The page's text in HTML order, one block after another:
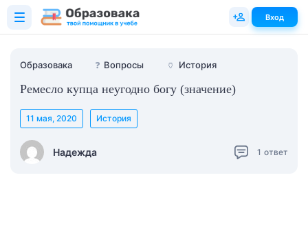
Образовака ❓ Вопросы 🏺 История
Ремесло купца неугодно богу (значение)
Надежда
11 мая, 2020 История
1 ответ
Вход